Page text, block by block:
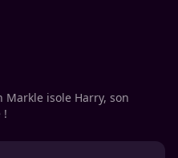
Markle isole Harry, son
!